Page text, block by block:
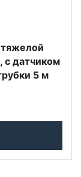
с датчиком
5 м